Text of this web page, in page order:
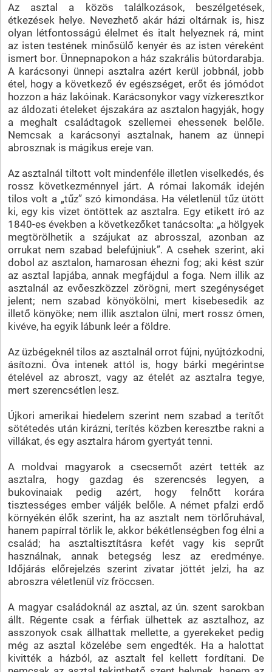
Az asztal a közös találkozások, beszélgetések,
étkezések helye. Nevezhető akár házi oltárnak is, hisz
olyan létfontosságú élelmet és italt helyeznek rá, mint
az isten testének minősülő kenyér és az isten véreként
ismert bor. Ünnepnapokon a ház szakrális bútordarabja.
A karácsonyi ünnepi asztalra azért kerül jobbnál, jobb
étel, hogy a következő év egészséget, erőt és jómódot
hozzon a ház lakóinak. Karácsonykor vagy vízkeresztkor
az áldozati ételeket éjszakára az asztalon hagyják, hogy
a meghalt családtagok szellemei ehessenek belőle.
Nemcsak a karácsonyi asztalnak, hanem az ünnepi
abrosznak is mágikus ereje van.
Az asztalnál tiltott volt mindenféle illetlen viselkedés, és
rossz következménnyel járt. A római lakomák idején
tilos volt a „tűz” szó kimondása. Ha véletlenül tűz ütött
ki, egy kis vizet öntöttek az asztalra. Egy etikett író az
1840-es években a következőket tanácsolta: „a hölgyek
megtörölhetik a szájukat az abrosszal, azonban az
orrukat nem szabad belefújniuk”. A csehek szerint, aki
dobol az asztalon, hamarosan éhezni fog; aki kést szúr
az asztal lapjába, annak megfájdul a foga. Nem illik az
asztalnál az evőeszközzel zörögni, mert szegénységet
jelent; nem szabad könyökölni, mert kisebesedik az
illető könyöke; nem illik asztalon ülni, mert rossz ómen,
kivéve, ha egyik lábunk leér a földre.
Az üzbégeknél tilos az asztalnál orrot fújni, nyújtózkodni,
ásítozni. Óva intenek attól is, hogy bárki megérintse
ételével az abroszt, vagy az ételét az asztalra tegye,
mert szerencsétlen lesz.
Újkori amerikai hiedelem szerint nem szabad a terítőt
sötétedés után kirázni, terítés közben keresztbe rakni a
villákat, és egy asztalra három gyertyát tenni.
A moldvai magyarok a csecsemőt azért tették az
asztalra, hogy gazdag és szerencsés legyen, a
bukovinaiak pedig azért, hogy felnőtt korára
tisztességes ember váljék belőle. A német pfalzi erdő
környékén élők szerint, ha az asztalt nem törlőruhával,
hanem papírral törlik le, akkor békétlenségben fog élni a
család; ha asztaltisztításra kefét vagy kis seprűt
használnak, annak betegség lesz az eredménye.
Időjárás előrejelzés szerint zivatar jöttét jelzi, ha az
abroszra véletlenül víz fröccsen.
A magyar családoknál az asztal, az ún. szent sarokban
állt. Régente csak a férfiak ülhettek az asztalhoz, az
asszonyok csak állhattak mellette, a gyerekeket pedig
még az asztal közelébe sem engedték. Ha a halottat
kivitték a házból, az asztalt fel kellett fordítani. De